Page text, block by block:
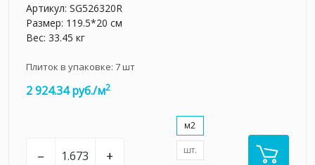
Артикул: SG526320R
Размер: 119.5*20 см
Вес: 33.45 кг
Плиток в упаковке: 7шт
2 924.34 руб./м2
– +
м2
шт.